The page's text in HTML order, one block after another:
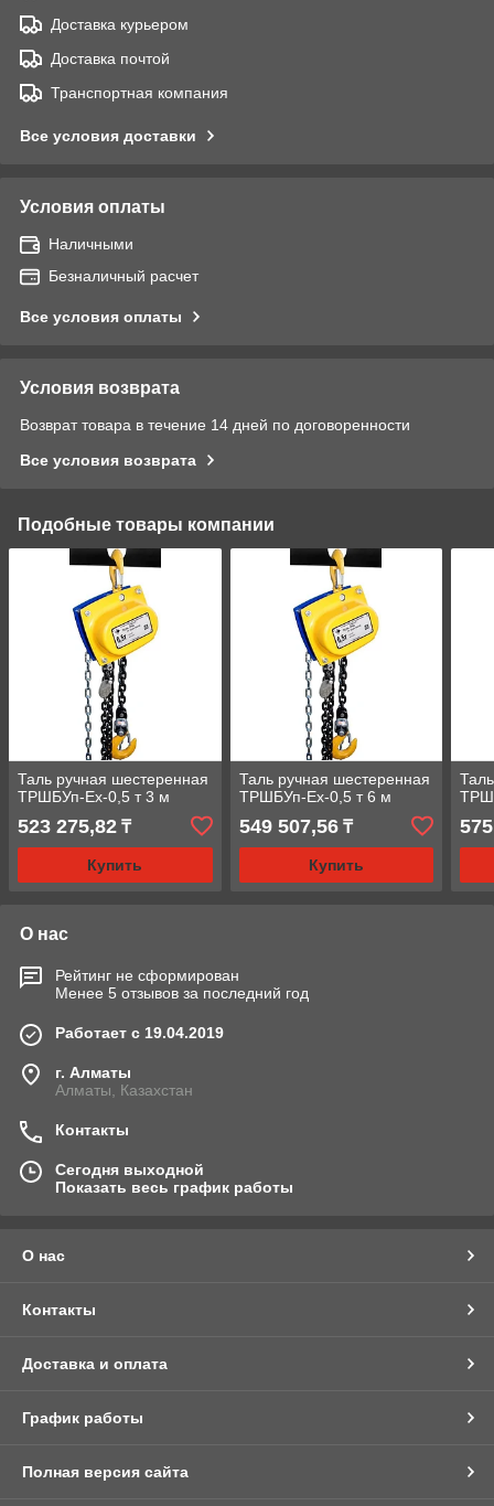
Доставка курьером
Доставка почтой
Транспортная компания
Все условия доставки
Условия оплаты
Наличными
Безналичный расчет
Все условия оплаты
Условия возврата
Возврат товара в течение 14 дней по договоренности
Все условия возврата
Подобные товары компании
Таль ручная шестеренная
ТРШБУп-Ех-0,5 т 3 м
523 275,82 ₸
Купить
Таль ручная шестеренная
ТРШБУп-Ех-0,5 т 6 м
549 507,56₸
Купить
О нас
Рейтинг не сформирован
Менее 5 отзывов за последний год
Работает с 19.04.2019
г. Алматы
Алматы, Казахстан
Контакты
Сегодня выходной
Показать весь график работы
О нас
Контакты
Доставка и оплата
График работы
Полная версия сайта